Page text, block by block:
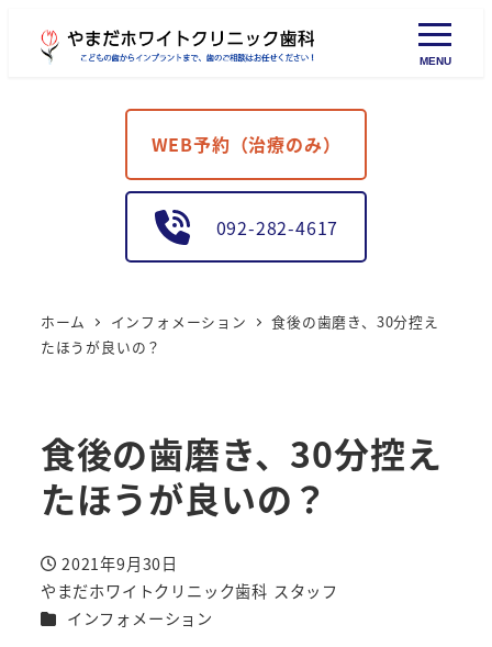
MENU
WEB予約（治療のみ）
092-282-4617
ホーム インフォメーション
食後の歯磨き、30分控え
たほうが良いの？
食後の歯磨き、30分控え
たほうが良いの？
投稿日
2021年9月30日
著
者
やまだホワイトクリニック歯科 スタッフ
カテゴリー
インフォメーション